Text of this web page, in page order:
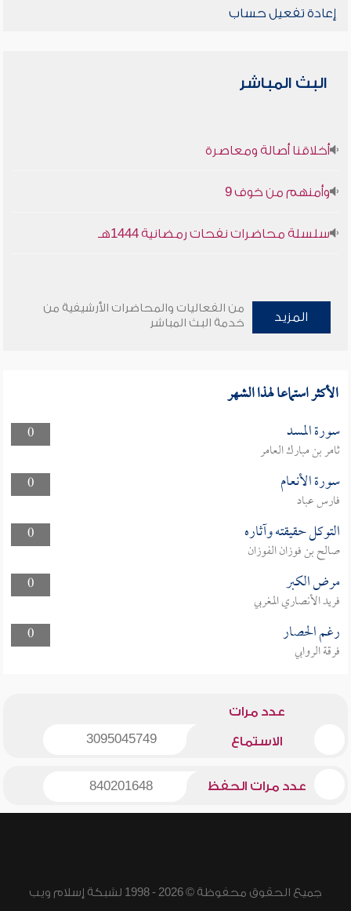
إعادة تفعيل حساب
البث المباشر
أخلاقنا أصالة ومعاصرة
وأمنهم من خوف 9
سلسلة محاضرات نفحات رمضانية 1444هـ
المزيد
من الفعاليات والمحاضرات الأرشيفية من
خدمة البث المباشر
الأكثر استماعا لهذا الشهر
0 سورة المسد
ثامر بن مبارك العامر
0
سورة الأنعام
فارس عباد
0
التوكل حقيقته وآثاره
صالح بن فوزان الفوزان
0
مرض الكبر
فريد الأنصاري المغربي
0
رغم الحصار
فرقة الروابي
عدد مرات
الاستماع 3095045749
عدد مرات الحفظ 840201648
جميع الحقوق محفوظة © 2026 - 1998 لشبكة إسلام ويب